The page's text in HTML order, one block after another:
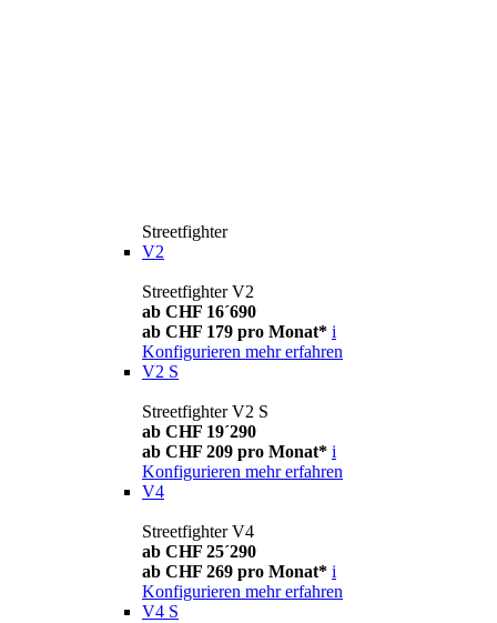
Streetfighter
V2
Streetfighter V2
ab CHF 16´690
ab CHF 179 pro Monat* i
Konfigurieren mehr erfahren
V2 S
Streetfighter V2 S
ab CHF 19´290
ab CHF 209 pro Monat* i
Konfigurieren mehr erfahren
V4
Streetfighter V4
ab CHF 25´290
ab CHF 269 pro Monat* i
Konfigurieren mehr erfahren
V4 S